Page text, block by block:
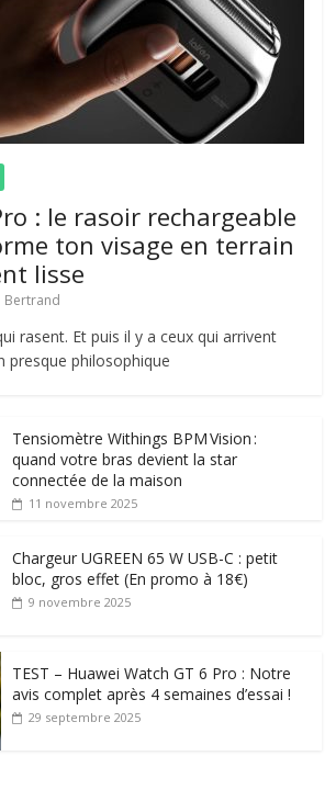
: le rasoir rechargeable
ton visage en terrain
lisse
Bertrand
rasent. Et puis il y a ceux qui arrivent
presque philosophique
Tensiomètre Withings BPM Vision :
quand votre bras devient la star
connectée de la maison
11 novembre 2025
Chargeur UGREEN 65 W USB-C : petit
bloc, gros effet (En promo à 18€)
9 novembre 2025
TEST – Huawei Watch GT 6 Pro : Notre
avis complet après 4 semaines d’essai !
29 septembre 2025